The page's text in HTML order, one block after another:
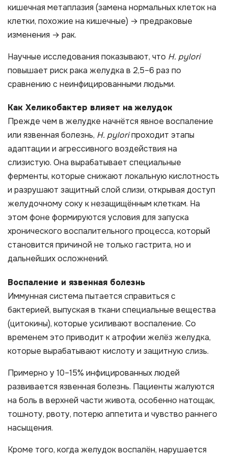
кишечная метаплазия (замена нормальных клеток на
клетки, похожие на кишечные) → предраковые
изменения → рак.
Научные исследования показывают, что H. pylori
повышает риск рака желудка в 2,5–6 раз по
сравнению с неинфицированными людьми.
Как Хеликобактер влияет на желудок
Прежде чем в желудке начнётся явное воспаление
или язвенная болезнь, H. pyloriпроходит этапы
адаптации и агрессивного воздействия на
слизистую. Она вырабатывает специальные
ферменты, которые снижают локальную кислотность
и разрушают защитный слой слизи, открывая доступ
желудочному соку к незащищённым клеткам. На
этом фоне формируются условия для запуска
хронического воспалительного процесса, который
становится причиной не только гастрита, но и
дальнейших осложнений.
Воспаление и язвенная болезнь
Иммунная система пытается справиться с
бактерией, выпуская в ткани специальные вещества
(цитокины), которые усиливают воспаление. Со
временем это приводит к атрофии желёз желудка,
которые вырабатывают кислоту и защитную слизь.
Примерно у 10–15% инфицированных людей
развивается язвенная болезнь. Пациенты жалуются
на боль в верхней части живота, особенно натощак,
тошноту, рвоту, потерю аппетита и чувство раннего
насыщения.
Кроме того, когда желудок воспалён, нарушается